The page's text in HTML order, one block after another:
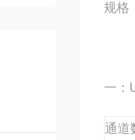
规格
一：
通道